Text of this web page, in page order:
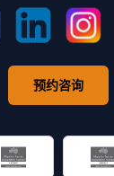
预约咨询